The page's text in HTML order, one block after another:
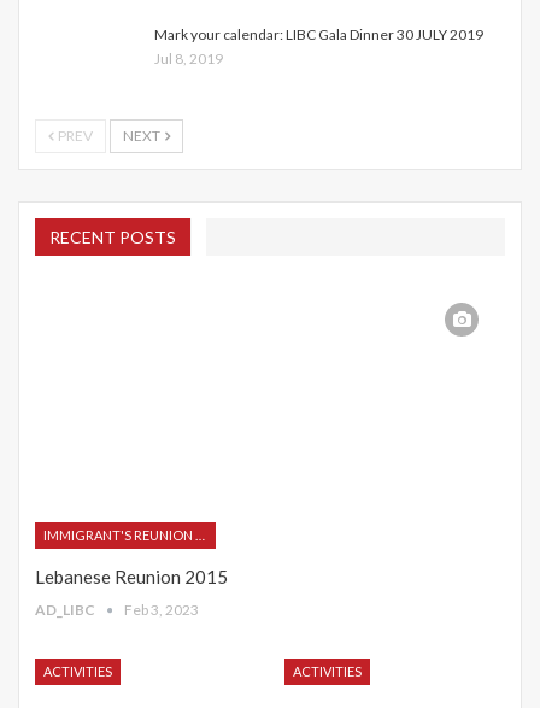
Mark your calendar: LIBC Gala Dinner 30 JULY 2019
Jul 8, 2019
PREV NEXT
RECENT POSTS
Lebanese Reunion 2015
AD_LIBC Feb 3, 2023
ACTIVITIES ACTIVITIES